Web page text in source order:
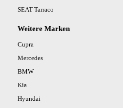
SEAT Tarraco
Weitere Marken
Cupra
Mercedes
BMW
Kia
Hyundai